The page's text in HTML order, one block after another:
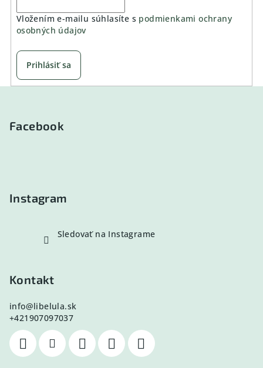
Vložením e-mailu súhlasíte s podmienkami ochrany
osobných údajov
Prihlásiť sa
Facebook
Instagram
Sledovať na Instagrame
Kontakt
info@libelula.sk
+421907097037